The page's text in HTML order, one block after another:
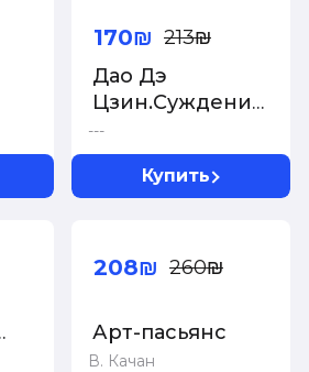
---
Дао Дэ
Цзин.Суждения
и беседы
Конфуция.Чжуан-
170₪ 213₪
Купить
В. Качан
Арт-пасьянс
208₪ 260₪